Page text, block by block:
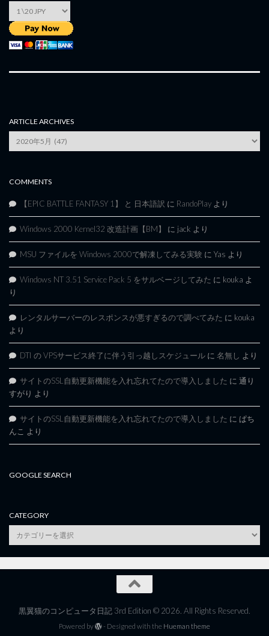
ARTICLE ARCHIVES
Archives
COMMENTS
【EPIC BATTLE FANTASY 1】 と 日本語訳 に RandoPlay より
Windows 2000 Kernel32 改造計画【BM】 に jack より
MSU ファイルを Windows 2000で解凍してみる実験 に Yas より
Windows NT 3.51 Service Pack 5 をサルベージしてみた に kouka よ
り
レンタルサーバーのレスポンスが悪すぎるので調べてみた に kouka
より
DTI の VPSサービス終了に伴う引っ越しスケジュール に 名無し より
サイトのSSL自動更新機能を入れ忘れてたので導入しました に 通り
すがり より
サイトのSSL自動更新機能を入れ忘れてたので導入しました に ぱち
んこ より
GOOGLE SEARCH
CATEGORY
category
黒翼猫のコンピュータ日記 3rd Edition © 2026. All Rights Reserved.
Powered by - Designed with the Hueman theme